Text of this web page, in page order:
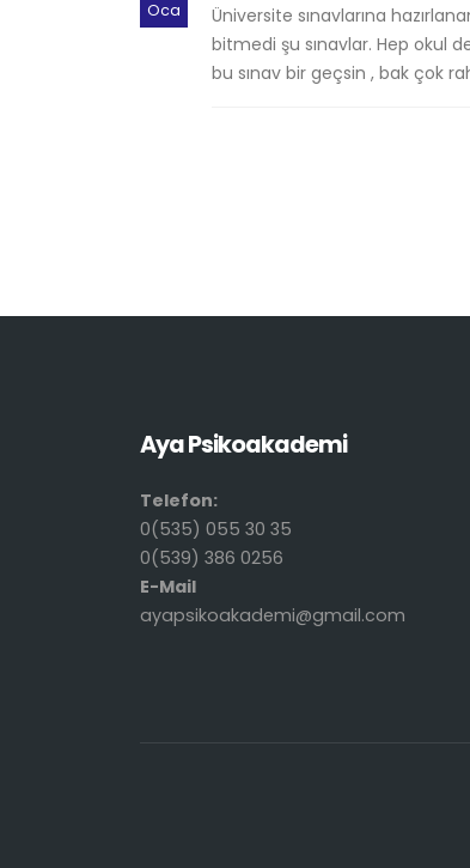
Oca
Üniversite sınavlarına
bitmedi şu sınavlar. Hep okul
bu sınav bir geçsin , bak çok
Aya Psikoakademi
Telefon:
0(535) 055 30 35
0(539) 386 0256
E-Mail
ayapsikoakademi@gmail.com